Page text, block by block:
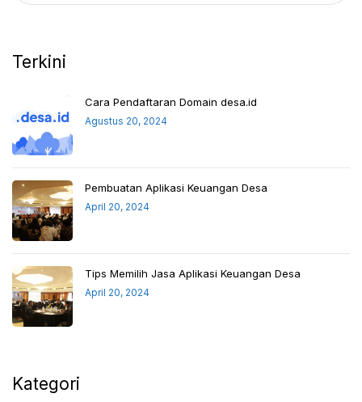
Terkini
Cara Pendaftaran Domain desa.id
Agustus 20, 2024
Pembuatan Aplikasi Keuangan Desa
April 20, 2024
Tips Memilih Jasa Aplikasi Keuangan Desa
April 20, 2024
Kategori